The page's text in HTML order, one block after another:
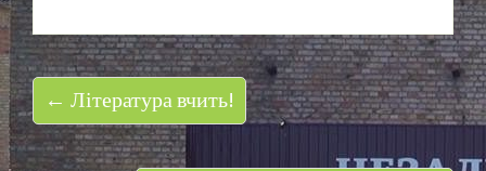
← Література вчить!